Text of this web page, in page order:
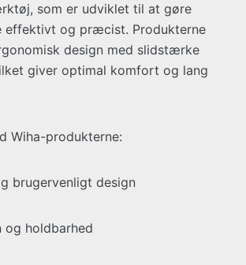
som er udviklet til at gøre
effektivt og præcist. Produkterne
design med slidstærke
giver optimal komfort og lang
Wiha-produkterne:
brugervenligt design
holdbarhed